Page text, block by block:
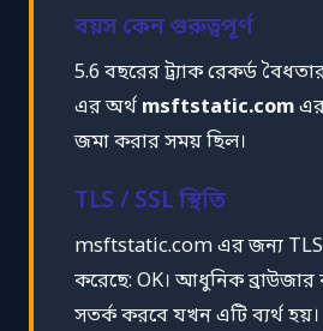
বয়স কেন গুরুত্বপূর্ণ
5.6 বছরের ট্র্যাক রেকর্ড
এর অর্থ msftstatic.com
জমা করার সময় ছিল।
TLS / SSL স্থিতি
msftstatic.com এর জন্য TLS
করেছে: OK। আধুনিক ব্রাউজার
সতর্ক করবে যখন এটি ব্যর্থ হয়।